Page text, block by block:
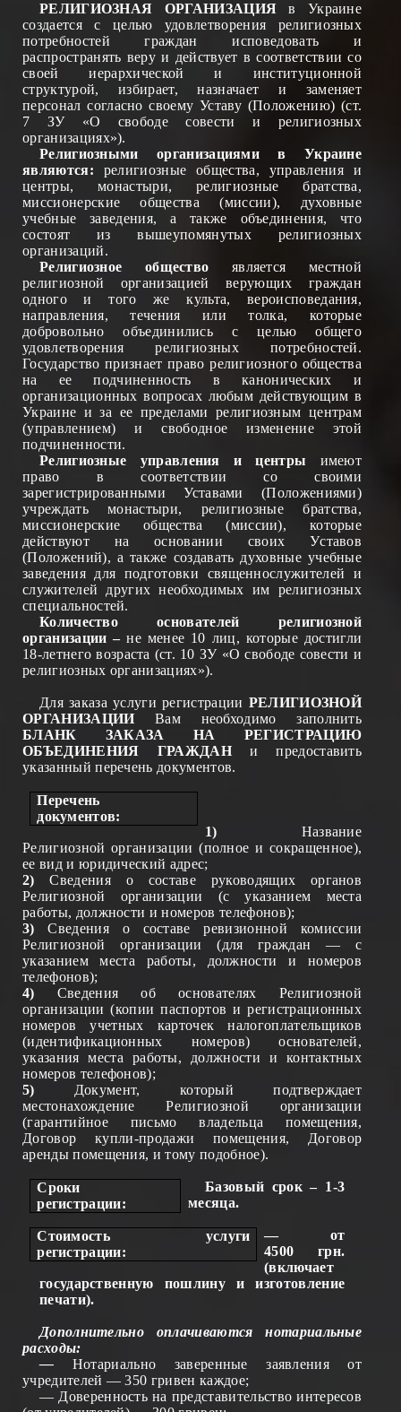
РЕЛИГИОЗНАЯ ОРГАНИЗАЦИЯв Украине
создается с целью удовлетворения религиозных
потребностей граждан исповедовать и
распространять веру и действует в соответствии со
своей иерархической и институционной
структурой, избирает, назначает и заменяет
персонал согласно своему Уставу (Положению) (ст.
7 ЗУ «О свободе совести и религиозных
организациях»).
Религиозными организациями в Украине
являются: религиозные общества, управления и
центры, монастыри, религиозные братства,
миссионерские общества (миссии), духовные
учебные заведения, а также объединения, что
состоят из вышеупомянутых религиозных
организаций.
Религиозное общество является местной
религиозной организацией верующих граждан
одного и того же культа, вероисповедания,
направления, течения или толка, которые
добровольно объединились с целью общего
удовлетворения религиозных потребностей.
Государство признает право религиозного общества
на ее подчиненность в канонических и
организационных вопросах любым действующим в
Украине и за ее пределами религиозным центрам
(управлением) и свободное изменение этой
подчиненности.
Религиозные управления и центры имеют
право в соответствии со своими
зарегистрированными Уставами (Положениями)
учреждать монастыри, религиозные братства,
миссионерские общества (миссии), которые
действуют на основании своих Уставов
(Положений), а также создавать духовные учебные
заведения для подготовки священнослужителей и
служителей других необходимых им религиозных
специальностей.
Количество основателей религиозной
организации –не менее 10 лиц, которые достигли
18-летнего возраста (ст. 10 ЗУ «О свободе совести и
религиозных организациях»).
Для заказа услуги регистрации РЕЛИГИОЗНОЙ
ОРГАНИЗАЦИИ Вам необходимо заполнить
БЛАНК ЗАКАЗА НА РЕГИСТРАЦИЮ
ОБЪЕДИНЕНИЯ ГРАЖДАНи предоставить
указанный перечень документов.
Перечень
документов:
1) Название
Религиозной организации (полноеи сокращенное),
ее вид и юридический адрес;
2)Сведения о составе руководящих органов
Религиозной организации (с указанием места
работы, должности и номеров телефонов);
3)Сведения о составе ревизионной комиссии
Религиозной организации (для граждан — с
указанием места работы, должности и номеров
телефонов);
4) Сведения об основателях Религиозной
организации (копии паспортов и регистрационных
номеров учетных карточек налогоплательщиков
(идентификационных номеров) основателей,
указания места работы, должности и контактных
номеров телефонов);
5) Документ, который подтверждает
местонахождение Религиозной организации
(гарантийное письмо владельца помещения,
Договоркупли-продажи помещения, Договор
аренды помещения, и тому подобное).
Сроки
регистрации:
Базовый срок – 1-3
месяца.
Стоимость услуги
регистрации:
— от
4500 грн.
(включает
государственную пошлину и изготовление
печати).
Дополнительно оплачиваются нотариальные
расходы:
— Нотариально заверенные заявления от
учредителей — 350 гривен каждое;
— Доверенность на представительство интересов